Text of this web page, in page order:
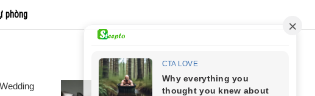
phòng